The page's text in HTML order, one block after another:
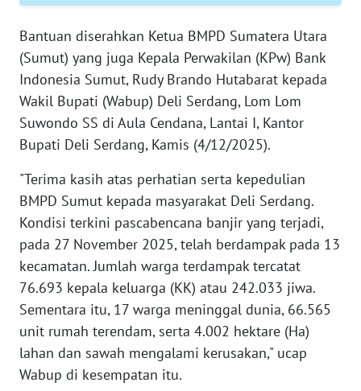
Bantuan diserahkan Ketua BMPD Sumatera Utara
(Sumut) yang juga Kepala Perwakilan (KPw) Bank
Indonesia Sumut, Rudy Brando Hutabarat kepada
Wakil Bupati (Wabup) Deli Serdang, Lom Lom
Suwondo SS di Aula Cendana, Lantai I, Kantor
Bupati Deli Serdang, Kamis (4/12/2025).
"Terima kasih atas perhatian serta kepedulian
BMPD Sumut kepada masyarakat Deli Serdang.
Kondisi terkini pascabencana banjir yang terjadi,
pada 27 November 2025, telah berdampak pada 13
kecamatan. Jumlah warga terdampak tercatat
76.693 kepala keluarga (KK) atau 242.033 jiwa.
Sementara itu, 17 warga meninggal dunia, 66.565
unit rumah terendam, serta 4.002 hektare (Ha)
lahan dan sawah mengalami kerusakan," ucap
Wabup di kesempatan itu.
WN
WN
SULTRA
WN
SULTENG
WN
SULBAR
WN
BABEL